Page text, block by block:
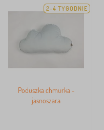
2-4 TYGODNIE
Poduszka chmurka -
jasnoszara